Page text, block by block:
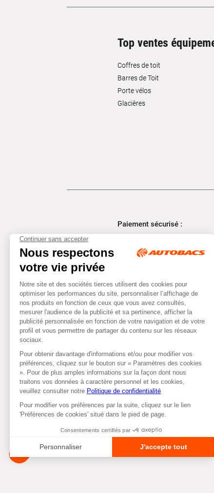
Top ventes
Coffres de toit
Barres de Toit
Porte vélos
Glacières
Paiement sécurisé :
Tous droits réservés © Autobacs